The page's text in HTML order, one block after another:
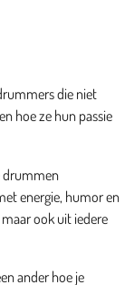
die niet
hoe ze hun passie
drummen
energie, humor en
ook uit iedere
ander hoe je